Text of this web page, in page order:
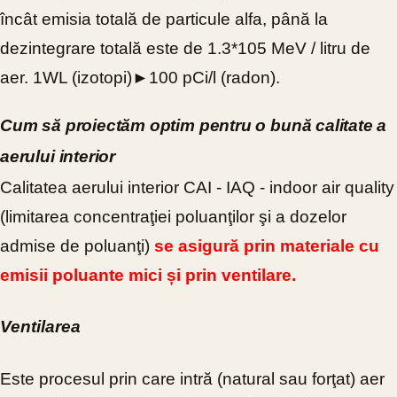
încât emisia totală de particule alfa, până la
dezintegrare totală este de 1.3*105 MeV / litru de
aer. 1WL (izotopi)►100 pCi/l (radon).
Cum să proiectăm optim pentru o bună calitate a
aerului interior
Calitatea aerului interior CAI - IAQ - indoor air quality
(limitarea concentraţiei poluanţilor şi a dozelor
admise de poluanţi) se asigură prin materiale cu
emisii poluante mici și prin ventilare.
Ventilarea
Este procesul prin care intră (natural sau forţat) aer